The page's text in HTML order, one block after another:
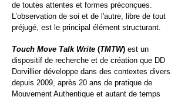
de toutes attentes et formes préconçues.
L’observation de soi et de l'autre, libre de tout
préjugé, est le principal élément structurant.
Touch Move Talk Write (TMTW) est un
dispositif de recherche et de création que DD
Dorvillier développe dans des contextes divers
depuis 2009, après 20 ans de pratique de
Mouvement Authentique et autant de temps